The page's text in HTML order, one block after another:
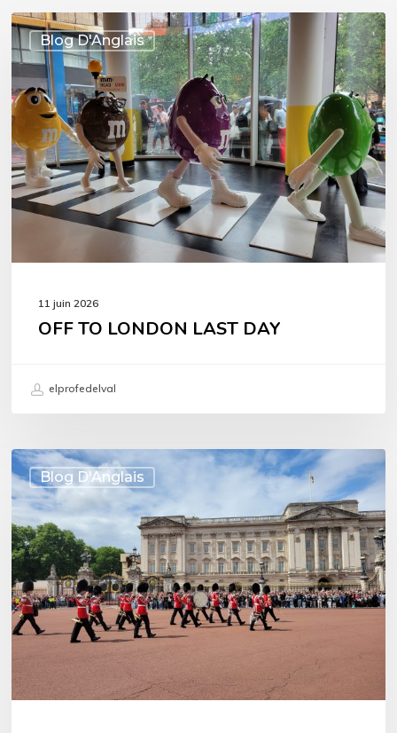
Blog D'Anglais
OFF
TO
LONDON
LAST
DAY
11 juin 2026
OFF TO LONDON LAST DAY
elprofedelval
Blog D'Anglais
OFF
TO
LONDON
4